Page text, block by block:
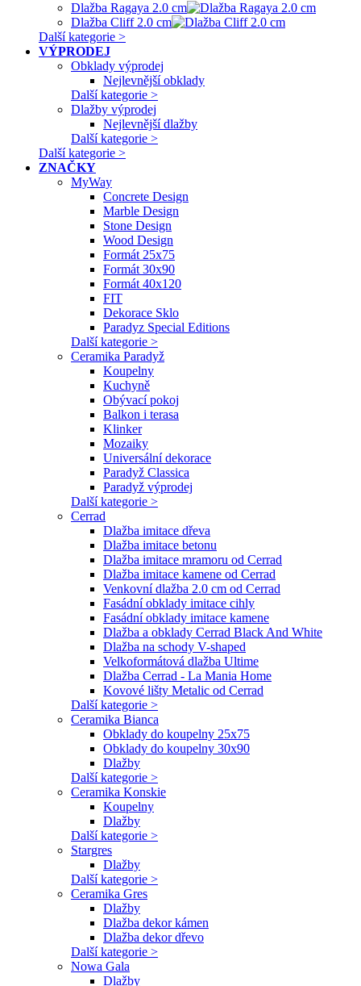
Dlažba Ragaya 2.0 cm
Dlažba Cliff 2.0 cm
Další kategorie >
VÝPRODEJ
Obklady výprodej
Nejlevnější obklady
Další kategorie >
Dlažby výprodej
Nejlevnější dlažby
Další kategorie >
Další kategorie >
ZNAČKY
MyWay
Concrete Design
Marble Design
Stone Design
Wood Design
Formát 25x75
Formát 30x90
Formát 40x120
FIT
Dekorace Sklo
Paradyz Special Editions
Další kategorie >
Ceramika Paradyž
Koupelny
Kuchyně
Obývací pokoj
Balkon i terasa
Klinker
Mozaiky
Universální dekorace
Paradyž Classica
Paradyž výprodej
Další kategorie >
Cerrad
Dlažba imitace dřeva
Dlažba imitace betonu
Dlažba imitace mramoru od Cerrad
Dlažba imitace kamene od Cerrad
Venkovní dlažba 2.0 cm od Cerrad
Fasádní obklady imitace cihly
Fasádní obklady imitace kamene
Dlažba a obklady Cerrad Black And White
Dlažba na schody V-shaped
Velkoformátová dlažba Ultime
Dlažba Cerrad - La Mania Home
Kovové lišty Metalic od Cerrad
Další kategorie >
Ceramika Bianca
Obklady do koupelny 25x75
Obklady do koupelny 30x90
Dlažby
Další kategorie >
Ceramika Konskie
Koupelny
Dlažby
Další kategorie >
Stargres
Dlažby
Další kategorie >
Ceramika Gres
Dlažby
Dlažba dekor kámen
Dlažba dekor dřevo
Další kategorie >
Nowa Gala
Dlažby